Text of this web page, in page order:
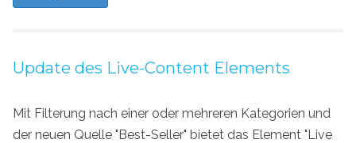
Update des Live-Content Elements
Mit Filterung nach einer oder mehreren Kategorien und
der neuen Quelle "Best-Seller" bietet das Element "Live